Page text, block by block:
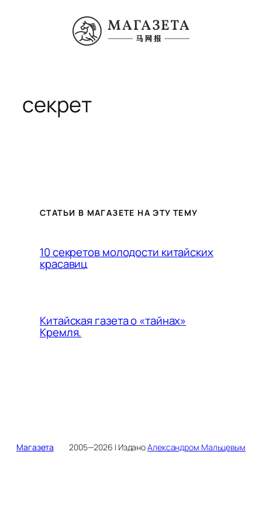
содержимому
секрет
СТАТЬИ В МАГАЗЕТЕ НА ЭТУ ТЕМУ
10 секретов молодости китайских
красавиц
Китайская газета о «тайнах»
Кремля.
Магазета 2005—2026 | ИзданоАлександром Мальцевым